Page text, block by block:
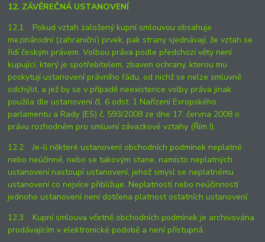
12. ZÁVĚREČNÁ USTANOVENÍ
12.1. Pokud vztah založený kupní smlouvou obsahuje
mezinárodní (zahraniční) prvek, pak strany sjednávají, že vztah se
řídí českým právem. Volbou práva podle předchozí věty není
kupující, který je spotřebitelem, zbaven ochrany, kterou mu
poskytují ustanovení právního řádu, od nichž se nelze smluvně
odchýlit, a jež by se v případě neexistence volby práva jinak
použila dle ustanovení čl. 6 odst. 1 Nařízení Evropského
parlamentu a Rady (ES) č. 593/2008 ze dne 17. června 2008 o
právu rozhodném pro smluvní závazkové vztahy (Řím I).
12.2. Je-li některé ustanovení obchodních podmínek neplatné
nebo neúčinné, nebo se takovým stane, namísto neplatných
ustanovení nastoupí ustanovení, jehož smysl se neplatnému
ustanovení co nejvíce přibližuje. Neplatností nebo neúčinností
jednoho ustanovení není dotčena platnost ostatních ustanovení.
12.3. Kupní smlouva včetně obchodních podmínek je archivována
prodávajícím v elektronické podobě a není přístupná.